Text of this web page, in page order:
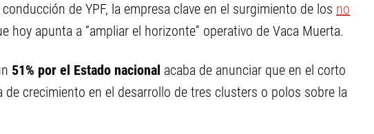
de YPF, la empresa clave en el surgimiento de los no
hoy apunta a “ampliar el horizonte” operativo de Vaca Muerta.
51% por el Estado nacional acaba de anunciar que en el corto
de crecimiento en el desarrollo de tres clusters o polos sobre la